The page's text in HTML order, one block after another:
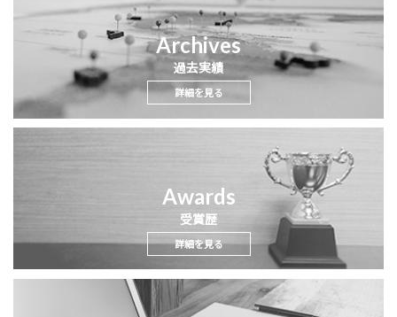
Archives
過去実績
詳細を見る
Awards
受賞歴
詳細を見る